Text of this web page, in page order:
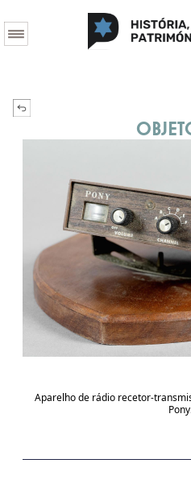
Aparelho de rádio recetor-